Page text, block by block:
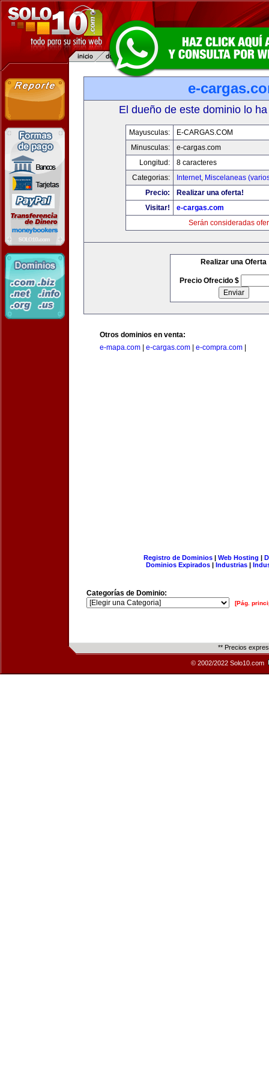
e-
El dueño de este dominio lo
Mayusculas:
E-CARGAS.COM
Minusculas:
e-cargas.com
Longitud:
8 caracteres
Categorias:
Internet, Miscelaneas
Precio:
Realizar una oferta!
Visitar!
e-cargas.com
Serán consideradas
Realizar una Oferta
Precio Ofrecido $
Otros dominios en venta:
e-mapa.com
e-cargas.com e-compra.com
Registro de Dominios| Web Hosting |
Dominios Expirados | Industrias |
Categorías de Dominio:
[Pág.
** Precios
© 2002/2022 Solo10.com